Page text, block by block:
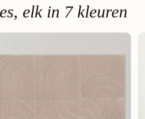
elk in 7 kleuren